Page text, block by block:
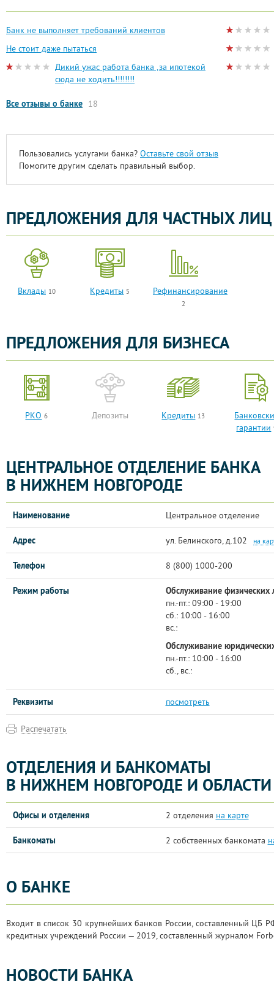
Банк не выполняет требований клиентов
Не стоит даже пытаться
Дикий ужас работа банка ,за ипотекой
сюда не ходить!!!!!!!!
Все отзывы о банке 18
Пользовались услугами банка? Оставьте свой отзыв
Помогите другим сделать правильный выбор.
ПРЕДЛОЖЕНИЯ ДЛЯ ЧАСТНЫХ ЛИЦ
Вклады 10 Кредиты 5 Рефинансирование
2
ПРЕДЛОЖЕНИЯ ДЛЯ БИЗНЕСА
РКО 6 Депозиты Кредиты 13
гарантии
ЦЕНТРАЛЬНОЕ ОТДЕЛЕНИЕ БАНКА
В НИЖНЕМ НОВГОРОДЕ
Наименование Центральное отделение
Адрес ул. Белинского, д.102 на
Телефон 8 (800) 1000-200
Режим работы
Обслуживание физических
пн.-пт.: 09:00 - 19:00
сб.: 10:00 - 16:00
вс.:
Обслуживание
пн.-пт.: 10:00 - 16:00
сб., вс.:
Реквизиты посмотреть
Распечатать
ОТДЕЛЕНИЯ И БАНКОМАТЫ
В НИЖНЕМ НОВГОРОДЕ И ОБЛАСТИ
Офисы и отделения 2 отделения на карте
Банкоматы 2 собственных банкомата
О БАНКЕ
Входит в список 30 крупнейших банков России, составленный ЦБ
кредитных учреждений России — 2019, составленный журналом
НОВОСТИ БАНКА